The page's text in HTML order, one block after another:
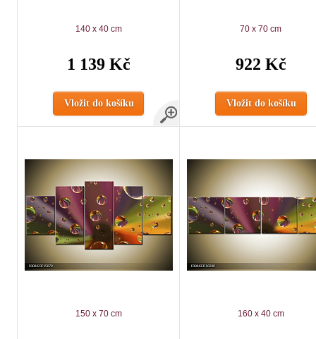
140 x 40 cm
1 139 Kč
Vložit do košíku
70 x 70 cm
922 Kč
Vložit do košíku
150 x 70 cm 160 x 40 cm